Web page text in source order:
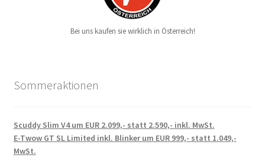
Bei uns kaufen sie wirklich in Österreich!
Sommeraktionen
Scuddy Slim V4 um EUR 2.099,- statt 2.590,- inkl. MwSt.
E-Twow GT SL Limited inkl. Blinker um EUR 999,- statt 1.049,-
MwSt.